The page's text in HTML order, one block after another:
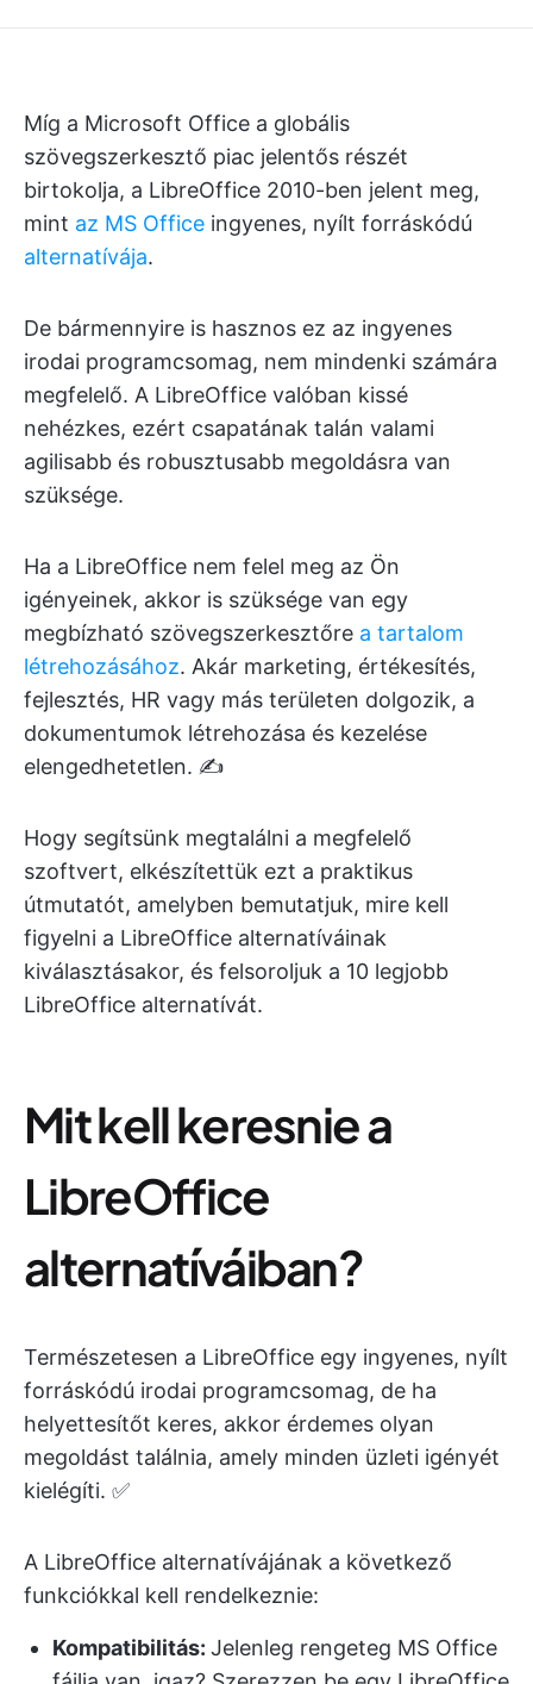
Míg a Microsoft Office a globális
szövegszerkesztő piac jelentős részét
birtokolja, a LibreOffice 2010-ben jelent meg,
mint az MS Office ingyenes, nyílt forráskódú
alternatívája.
De bármennyire is hasznos ez az ingyenes
irodai programcsomag, nem mindenki számára
megfelelő. A LibreOffice valóban kissé
nehézkes, ezért csapatának talán valami
agilisabb és robusztusabb megoldásra van
szüksége.
Ha a LibreOffice nem felel meg az Ön
igényeinek, akkor is szüksége van egy
megbízható szövegszerkesztőre a tartalom
létrehozásához. Akár marketing, értékesítés,
fejlesztés, HR vagy más területen dolgozik, a
dokumentumok létrehozása és kezelése
elengedhetetlen. ✍️
Hogy segítsünk megtalálni a megfelelő
szoftvert, elkészítettük ezt a praktikus
útmutatót, amelyben bemutatjuk, mire kell
figyelni a LibreOffice alternatíváinak
kiválasztásakor, és felsoroljuk a 10 legjobb
LibreOffice alternatívát.
Mit kell keresnie a
LibreOffice
alternatíváiban?
Természetesen a LibreOffice egy ingyenes, nyílt
forráskódú irodai programcsomag, de ha
helyettesítőt keres, akkor érdemes olyan
megoldást találnia, amely minden üzleti igényét
kielégíti. ✅
A LibreOffice alternatívájának a következő
funkciókkal kell rendelkeznie:
Kompatibilitás: Jelenleg rengeteg MS Office